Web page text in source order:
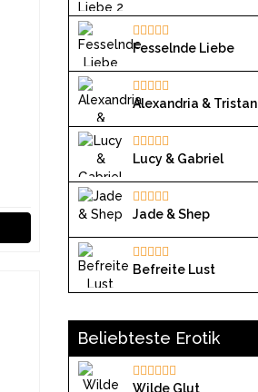
Fesselnde Liebe
Alexandria & Tristan
Lucy & Gabriel
Jade & Shep
Befreite Lust
Beliebteste Erotik
Wilde Glut